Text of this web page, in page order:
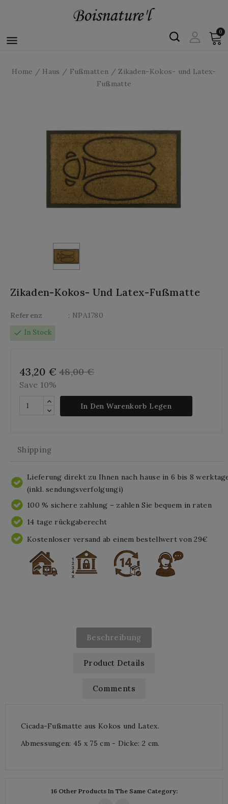

0
Home Haus Fußmatten
Zikaden-Kokos- und Latex-
Fußmatte
Zikaden-Kokos- Und Latex-Fußmatte
Referenz
: NPA1780
check In Stock
43,20 € 48,00 €
Save 10%
In Den Warenkorb Legen
Shipping
Lieferung direkt zu Ihnen nach hause in 6 bis 8
(inkl. sendungsverfolgungi)
100 % sichere zahlung – zahlen Sie bequem in raten
14 tage rückgaberecht
Kostenloser versand ab einem bestellwert von 29€
Beschreibung
Product Details
Comments
Cicada-Fußmatte aus Kokos und Latex.
Abmessungen: 45 x 75 cm - Dicke: 2 cm.
16 Other Products In The Same Category: